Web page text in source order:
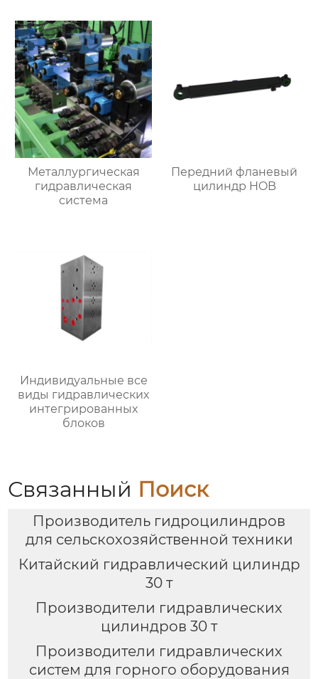
Металлургическая
гидравлическая
система
Передний фланевый
цилиндр HOB
Индивидуальные все
виды гидравлических
интегрированных
блоков
Связанный Поиск
Производитель гидроцилиндров
для сельскохозяйственной техники
Китайский гидравлический цилиндр
30 т
Производители гидравлических
цилиндров 30 т
Производители гидравлических
систем для горного оборудования